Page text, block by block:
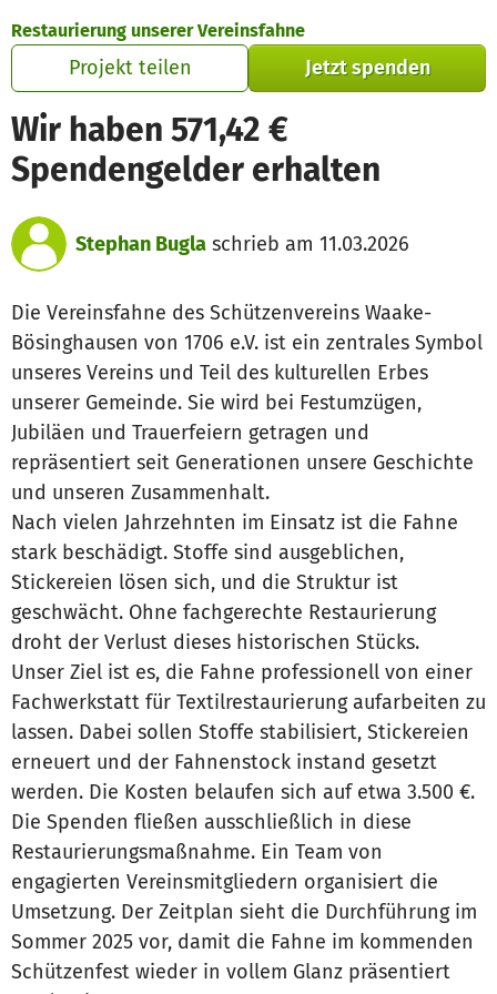
Restaurierung unserer Vereinsfahne
Projekt teilen Jetzt spenden
Wir haben 571,42 €
Spendengelder erhalten
Stephan Bugla schrieb am 11.03.2026
Die Vereinsfahne des Schützenvereins Waake-
Bösinghausen von 1706 e.V. ist ein zentrales Symbol
unseres Vereins und Teil des kulturellen Erbes
unserer Gemeinde. Sie wird bei Festumzügen,
Jubiläen und Trauerfeiern getragen und
repräsentiert seit Generationen unsere Geschichte
und unseren Zusammenhalt.
Nach vielen Jahrzehnten im Einsatz ist die Fahne
stark beschädigt. Stoffe sind ausgeblichen,
Stickereien lösen sich, und die Struktur ist
geschwächt. Ohne fachgerechte Restaurierung
droht der Verlust dieses historischen Stücks.
Unser Ziel ist es, die Fahne professionell von einer
Fachwerkstatt für Textilrestaurierung aufarbeiten zu
lassen. Dabei sollen Stoffe stabilisiert, Stickereien
erneuert und der Fahnenstock instand gesetzt
werden. Die Kosten belaufen sich auf etwa 3.500 €.
Die Spenden fließen ausschließlich in diese
Restaurierungsmaßnahme. Ein Team von
engagierten Vereinsmitgliedern organisiert die
Umsetzung. Der Zeitplan sieht die Durchführung im
Sommer 2025 vor, damit die Fahne im kommenden
Schützenfest wieder in vollem Glanz präsentiert